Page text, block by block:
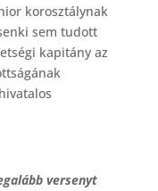
korosztálynak
sem tudott
kapitány az
versenyt